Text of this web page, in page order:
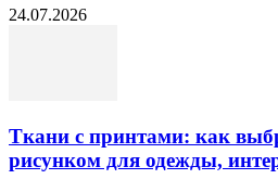
24.07.2026
Ткани с принтами: как
рисунком для одежды,